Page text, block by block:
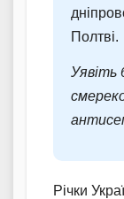
Полтві.
Уявіть
Річки